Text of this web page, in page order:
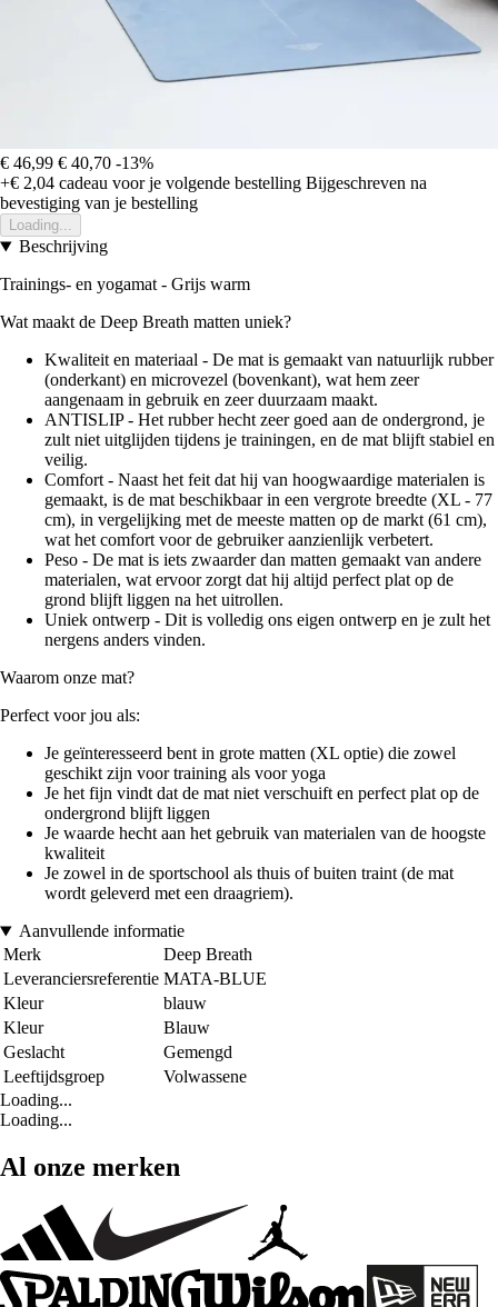
€ 46,99 € 40,70 -13%
+€ 2,04 cadeau voor je volgende bestelling Bijgeschreven na
bevestiging van je bestelling
Loading...
Beschrijving
Trainings- en yogamat - Grijs warm
Wat maakt de Deep Breath matten uniek?
Kwaliteit en materiaal - De mat is gemaakt van natuurlijk rubber
(onderkant) en microvezel (bovenkant), wat hem zeer
aangenaam in gebruik en zeer duurzaam maakt.
ANTISLIP - Het rubber hecht zeer goed aan de ondergrond, je
zult niet uitglijden tijdens je trainingen, en de mat blijft stabiel en
veilig.
Comfort - Naast het feit dat hij van hoogwaardige materialen is
gemaakt, is de mat beschikbaar in een vergrote breedte (XL - 77
cm), in vergelijking met de meeste matten op de markt (61 cm),
wat het comfort voor de gebruiker aanzienlijk verbetert.
Peso - De mat is iets zwaarder dan matten gemaakt van andere
materialen, wat ervoor zorgt dat hij altijd perfect plat op de
grond blijft liggen na het uitrollen.
Uniek ontwerp - Dit is volledig ons eigen ontwerp en je zult het
nergens anders vinden.
Waarom onze mat?
Perfect voor jou als:
Je geïnteresseerd bent in grote matten (XL optie) die zowel
geschikt zijn voor training als voor yoga
Je het fijn vindt dat de mat niet verschuift en perfect plat op de
ondergrond blijft liggen
Je waarde hecht aan het gebruik van materialen van de hoogste
kwaliteit
Je zowel in de sportschool als thuis of buiten traint (de mat
wordt geleverd met een draagriem).
Aanvullende informatie
Merk
Deep Breath
Leveranciersreferentie MATA-BLUE
Kleur
blauw
Kleur
Blauw
Geslacht
Gemengd
Leeftijdsgroep
Volwassene
Loading...
Loading...
Al onze merken